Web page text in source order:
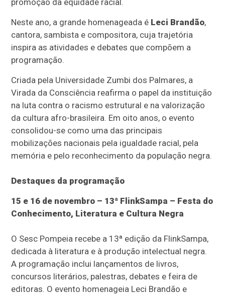
promoção da equidade racial.
Neste ano, a grande homenageada é Leci Brandão,
cantora, sambista e compositora, cuja trajetória
inspira as atividades e debates que compõem a
programação.
Criada pela Universidade Zumbi dos Palmares, a
Virada da Consciência reafirma o papel da instituição
na luta contra o racismo estrutural e na valorização
da cultura afro-brasileira. Em oito anos, o evento
consolidou-se como uma das principais
mobilizações nacionais pela igualdade racial, pela
memória e pelo reconhecimento da população negra.
Destaques da programação
15 e 16 de novembro – 13ª FlinkSampa – Festa do
Conhecimento, Literatura e Cultura Negra
O Sesc Pompeia recebe a 13ª edição da FlinkSampa,
dedicada à literatura e à produção intelectual negra.
A programação inclui lançamentos de livros,
concursos literários, palestras, debates e feira de
editoras. O evento homenageia Leci Brandão e